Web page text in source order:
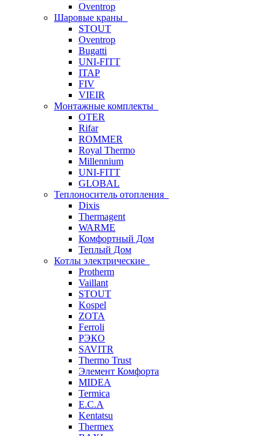
Oventrop
Шаровые краны
STOUT
Oventrop
Bugatti
UNI-FITT
ITAP
FIV
VIEIR
Монтажные комплекты
OTER
Rifar
ROMMER
Royal Thermo
Millennium
UNI-FITT
GLOBAL
Теплоноситель отопления
Dixis
Thermagent
WARME
Комфортный Дом
Теплый Дом
Котлы электрические
Protherm
Vaillant
STOUT
Kospel
ZOTA
Ferroli
РЭКО
SAVITR
Thermo Trust
Элемент Комфорта
MIDEA
Termica
E.C.A
Kentatsu
Thermex